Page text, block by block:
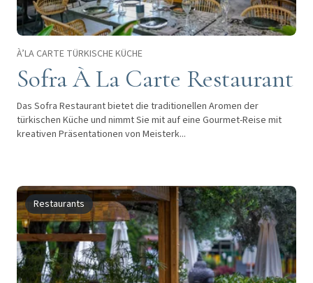
À’LA CARTE TÜRKISCHE KÜCHE
Sofra À La Carte Restaurant
Das Sofra Restaurant bietet die traditionellen Aromen der
türkischen Küche und nimmt Sie mit auf eine Gourmet-Reise mit
kreativen Präsentationen von Meisterk...
Restaurants